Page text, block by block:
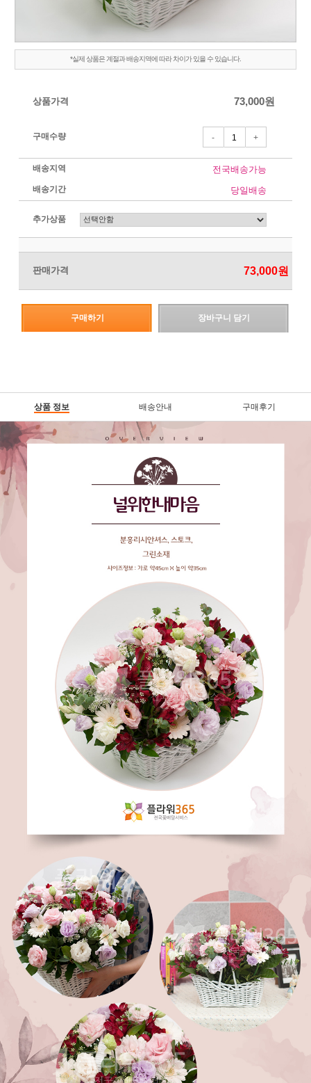
*실제 상품은 계절과 배송지역에 따라 차이가 있을 수 있습니다.
상품가격 73,000원
구매수량 - +
배송지역 전국배송가능
배송기간 당일배송
추가상품
판매가격 73,000원
구매하기 장바구니 담기
상품 정보 배송안내 구매후기